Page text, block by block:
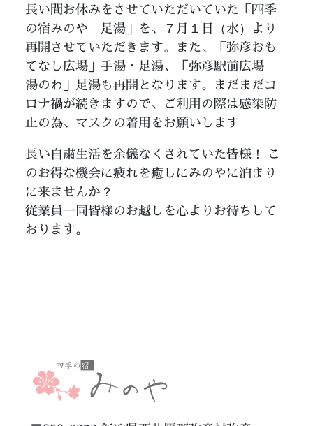
長い間お休みをさせていただいていた「四季
の宿みのや 足湯」を、７月１日（水）より
再開させていただきます。また、「弥彦おも
てなし広場」手湯・足湯、「弥彦駅前広場
湯のわ」足湯も再開となります。まだまだコ
ロナ禍が続きますので、ご利用の際は感染防
止の為、マスクの着用をお願いします
長い自粛生活を余儀なくされていた皆様！ こ
のお得な機会に疲れを癒しにみのやに泊まり
に来ませんか？
従業員一同皆様のお越しを心よりお待ちして
おります。